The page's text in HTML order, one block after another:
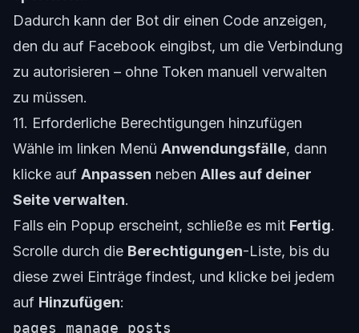
Dadurch kann der Bot dir einen Code anzeigen,
den du auf Facebook eingibst, um die Verbindung
zu autorisieren – ohne Token manuell verwalten
zu müssen.
11. Erforderliche Berechtigungen hinzufügen
Wähle im linken Menü Anwendungsfälle, dann
klicke auf Anpassen neben Alles auf deiner
Seite verwalten.
Falls ein Popup erscheint, schließe es mit Fertig.
Scrolle durch die Berechtigungen-Liste, bis du
diese zwei Einträge findest, und klicke bei jedem
auf Hinzufügen:
pages_manage_posts